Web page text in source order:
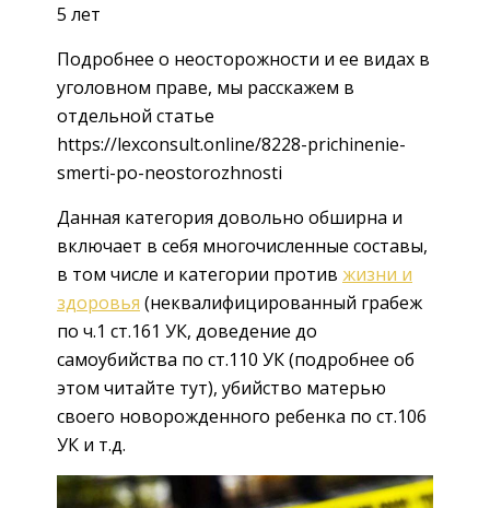
5 лет
Подробнее о неосторожности и ее видах в
уголовном праве, мы расскажем в
отдельной статье
https://lexconsult.online/8228-prichinenie-
smerti-po-neostorozhnosti
Данная категория довольно обширна и
включает в себя многочисленные составы,
в том числе и категории против жизни и
здоровья (неквалифицированный грабеж
по ч.1 ст.161 УК, доведение до
самоубийства по ст.110 УК(подробнее об
этом читайте тут), убийство матерью
своего новорожденного ребенка по ст.106
УК и т.д.